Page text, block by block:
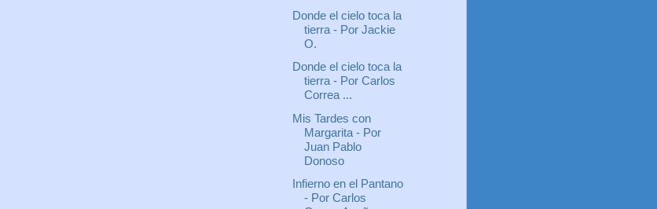
Donde el cielo toca la
tierra - Por Jackie
O.
Donde el cielo toca la
tierra - Por Carlos
Correa ...
Mis Tardes con
Margarita - Por
Juan Pablo
Donoso
Infierno en el Pantano
- Por Carlos